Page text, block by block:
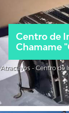
Centro de
Chamame
Atractivos - Centro de